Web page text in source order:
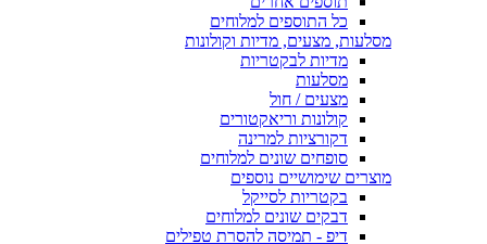
כל התוספים למלוחים
מסלעות, מצעים, מדיות וקולונות
מדיות לבקטריות
מסלעות
מצעים / חול
קולונות וריאקטורים
דקורציות למרינה
סופחים שונים למלוחים
מוצרים שימושיים נוספים
בקטריות לסייקל
דבקים שונים למלוחים
דיפ - תמיסה להסרת טפילים